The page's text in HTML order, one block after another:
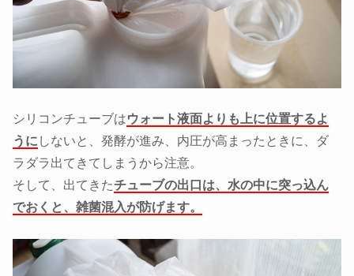
シリコンチューブはウォート液面よりも上に位置するよ
うに しないと、発酵が進み、内圧が高まったときに、ダ
ラダラ出てきてしまうから注意。
そして、出てきたチューブの出口は、水の中に突っ込ん
でおくと、雑菌混入が防げます。